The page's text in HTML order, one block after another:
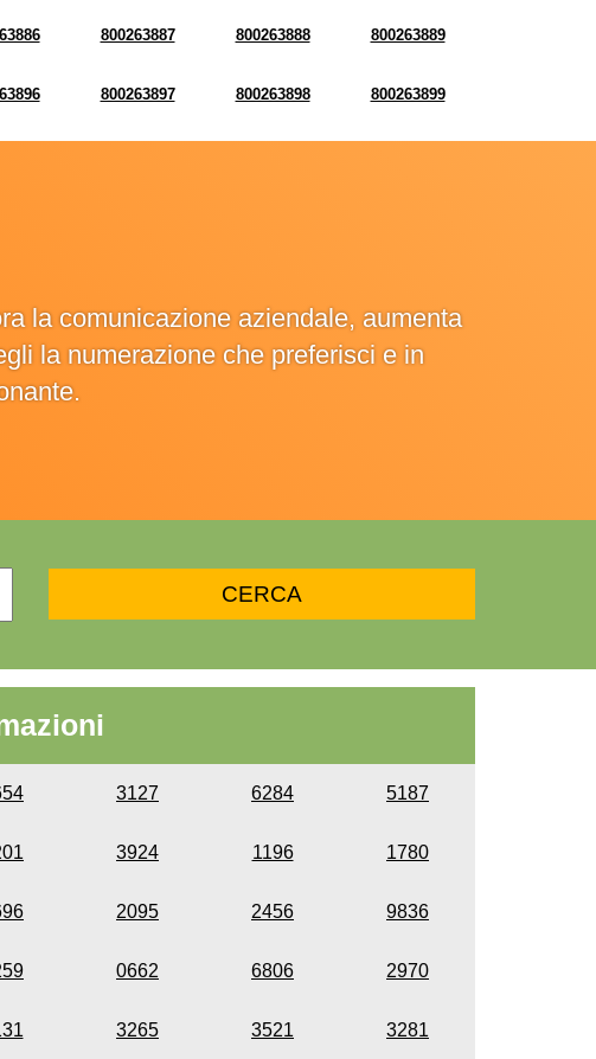
800263887 800263888 800263889
800263897 800263898 800263899
la comunicazione aziendale, aumenta
la numerazione che preferisci e in
3127 6284 5187
3924 1196 1780
2095 2456 9836
0662 6806 2970
3265 3521 3281